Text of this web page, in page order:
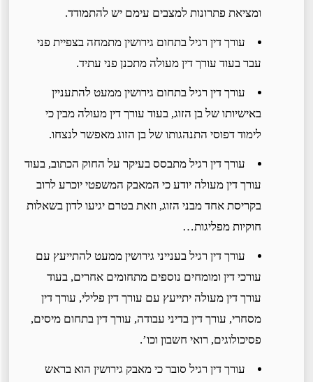
ומציאת פתרונות למצבים עימם יש להתמודד.
עורך דין רגיל בתחום גירושין מתמחה בצפיית פני
עבר בעוד עורך דין מעולה מתכנן פני עתיד.
עורך דין רגיל בתחום גירושין ממעט להתעניין
באישיותו של בן הזוג, בעוד עורך דין מעולה מבין כי
לימוד דפוסי התנהגותו של בן הזוג מאפשר לנצחו.
עורך דין רגיל מתבסס בעיקר על החוק הכתוב, בעוד
עורך דין מעולה יודע כי המאבק המשפטי יוכרע לרוב
בקריסת אחד מבני הזוג, וזאת בטרם יגיעו לדון בשאלות
חוקיות מפליגות…
עורך דין רגיל בענייני גירושין ממעט להתייעץ עם
עורכי דין ומומחים נוספים מתחומים אחרים, בעוד
עורך דין מעולה יתייעץ עם עורך דין פלילי, עורך דין
מסחרי, עורך דין בדיני עבודה, עורך דין בתחום מיסים,
פסיכולוגים, רואי חשבון וכו’.
עורך דין רגיל סובר כי מאבק גירושין הוא בראש